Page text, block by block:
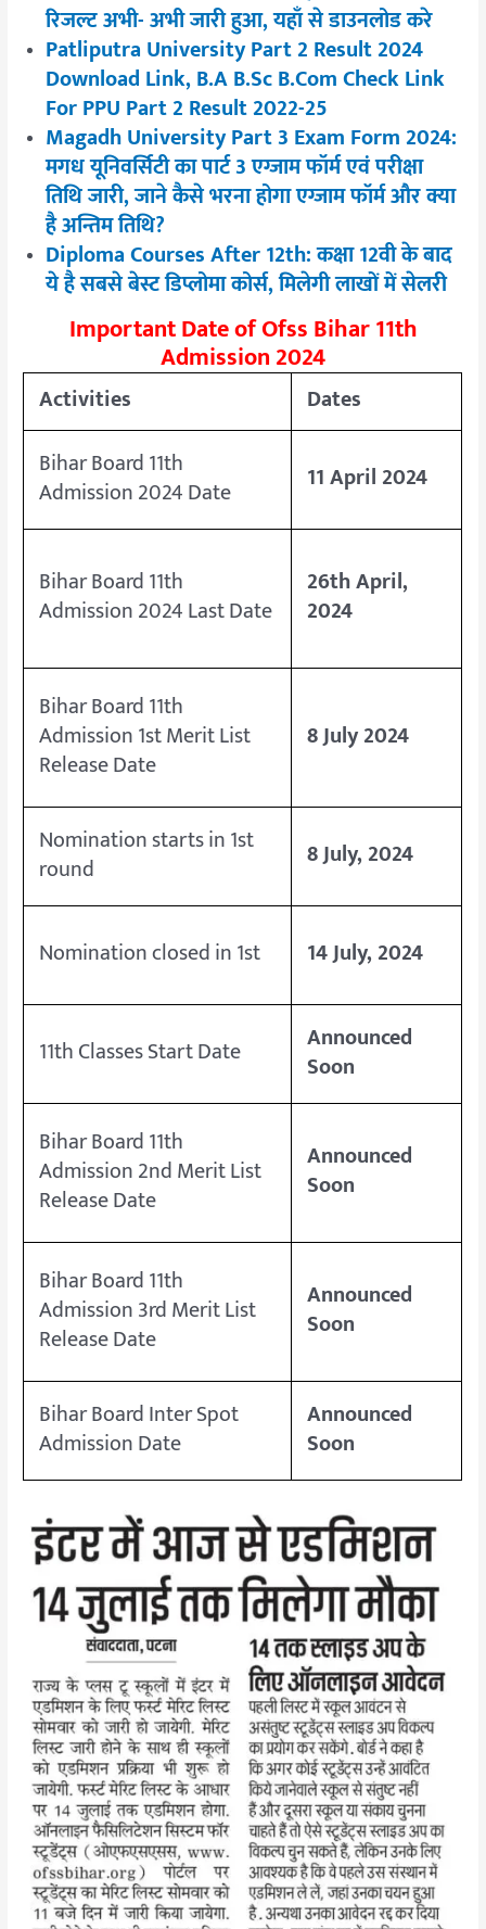
रिजल्ट अभी- अभी जारी हुआ, यहाँ से डाउनलोड करे
Patliputra University Part 2 Result 2024
Download Link, B.A B.Sc B.Com Check Link
For PPU Part 2 Result 2022-25
Magadh University Part 3 Exam Form 2024:
मगध यूनिवर्सिटी का पार्ट 3 एग्जाम फॉर्म एवं परीक्षा
तिथि जारी, जाने कैसे भरना होगा एग्जाम फॉर्म और क्या
है अन्तिम तिथि?
Diploma Courses After 12th: कक्षा 12वी के बाद
ये है सबसे बेस्ट डिप्लोमा कोर्स, मिलेगी लाखों में सेलरी
Important Date of Ofss Bihar 11th
Admission 2024
Activities
Dates
Bihar Board 11th
Admission 2024 Date 11 April 2024
Bihar Board 11th
Admission 2024 Last Date
26th April,
2024
Bihar Board 11th
Admission 1st Merit List
Release Date
8 July 2024
Nomination starts in 1st
round 8 July, 2024
Nomination closed in 1st 14 July, 2024
11th Classes Start Date Announced
Soon
Bihar Board 11th
Admission 2nd Merit List
Release Date
Announced
Soon
Bihar Board 11th
Admission 3rd Merit List
Release Date
Announced
Soon
Bihar Board Inter Spot
Admission Date
Announced
Soon